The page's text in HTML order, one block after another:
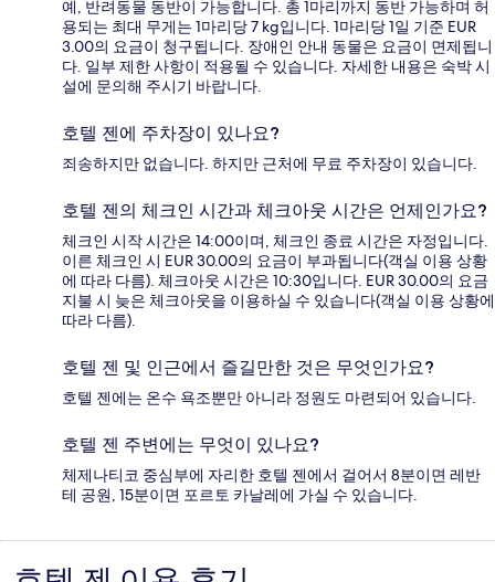
예, 반려동물 동반이 가능합니다. 총 1마리까지 동반 가능하며 허
용되는 최대 무게는 1마리당 7 kg입니다. 1마리당 1일 기준 EUR
3.00의 요금이 청구됩니다. 장애인 안내 동물은 요금이 면제됩니
다. 일부 제한 사항이 적용될 수 있습니다. 자세한 내용은 숙박 시
설에 문의해 주시기 바랍니다.
호텔 젠에 주차장이 있나요?
죄송하지만 없습니다. 하지만 근처에 무료 주차장이 있습니다.
호텔 젠의 체크인 시간과 체크아웃 시간은 언제인가요?
체크인 시작 시간은 14:00이며, 체크인 종료 시간은 자정입니다.
이른 체크인 시 EUR 30.00의 요금이 부과됩니다(객실 이용 상황
에 따라 다름). 체크아웃 시간은 10:30입니다. EUR 30.00의 요금
지불 시 늦은 체크아웃을 이용하실 수 있습니다(객실 이용 상황에
따라 다름).
호텔 젠 및 인근에서 즐길만한 것은 무엇인가요?
호텔 젠에는 온수 욕조뿐만 아니라 정원도 마련되어 있습니다.
호텔 젠 주변에는 무엇이 있나요?
체제나티코 중심부에 자리한 호텔 젠에서 걸어서 8분이면 레반
테 공원, 15분이면 포르토 카날레에 가실 수 있습니다.